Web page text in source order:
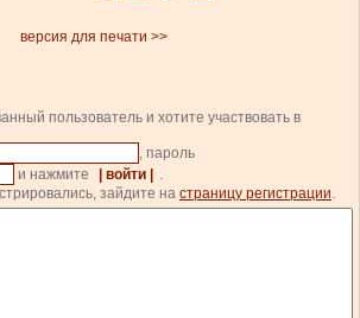
версия для печати >>
пользователь и хотите участвовать в
, пароль
и нажмите
| войти |
.
зайдите на страницу регистрации.